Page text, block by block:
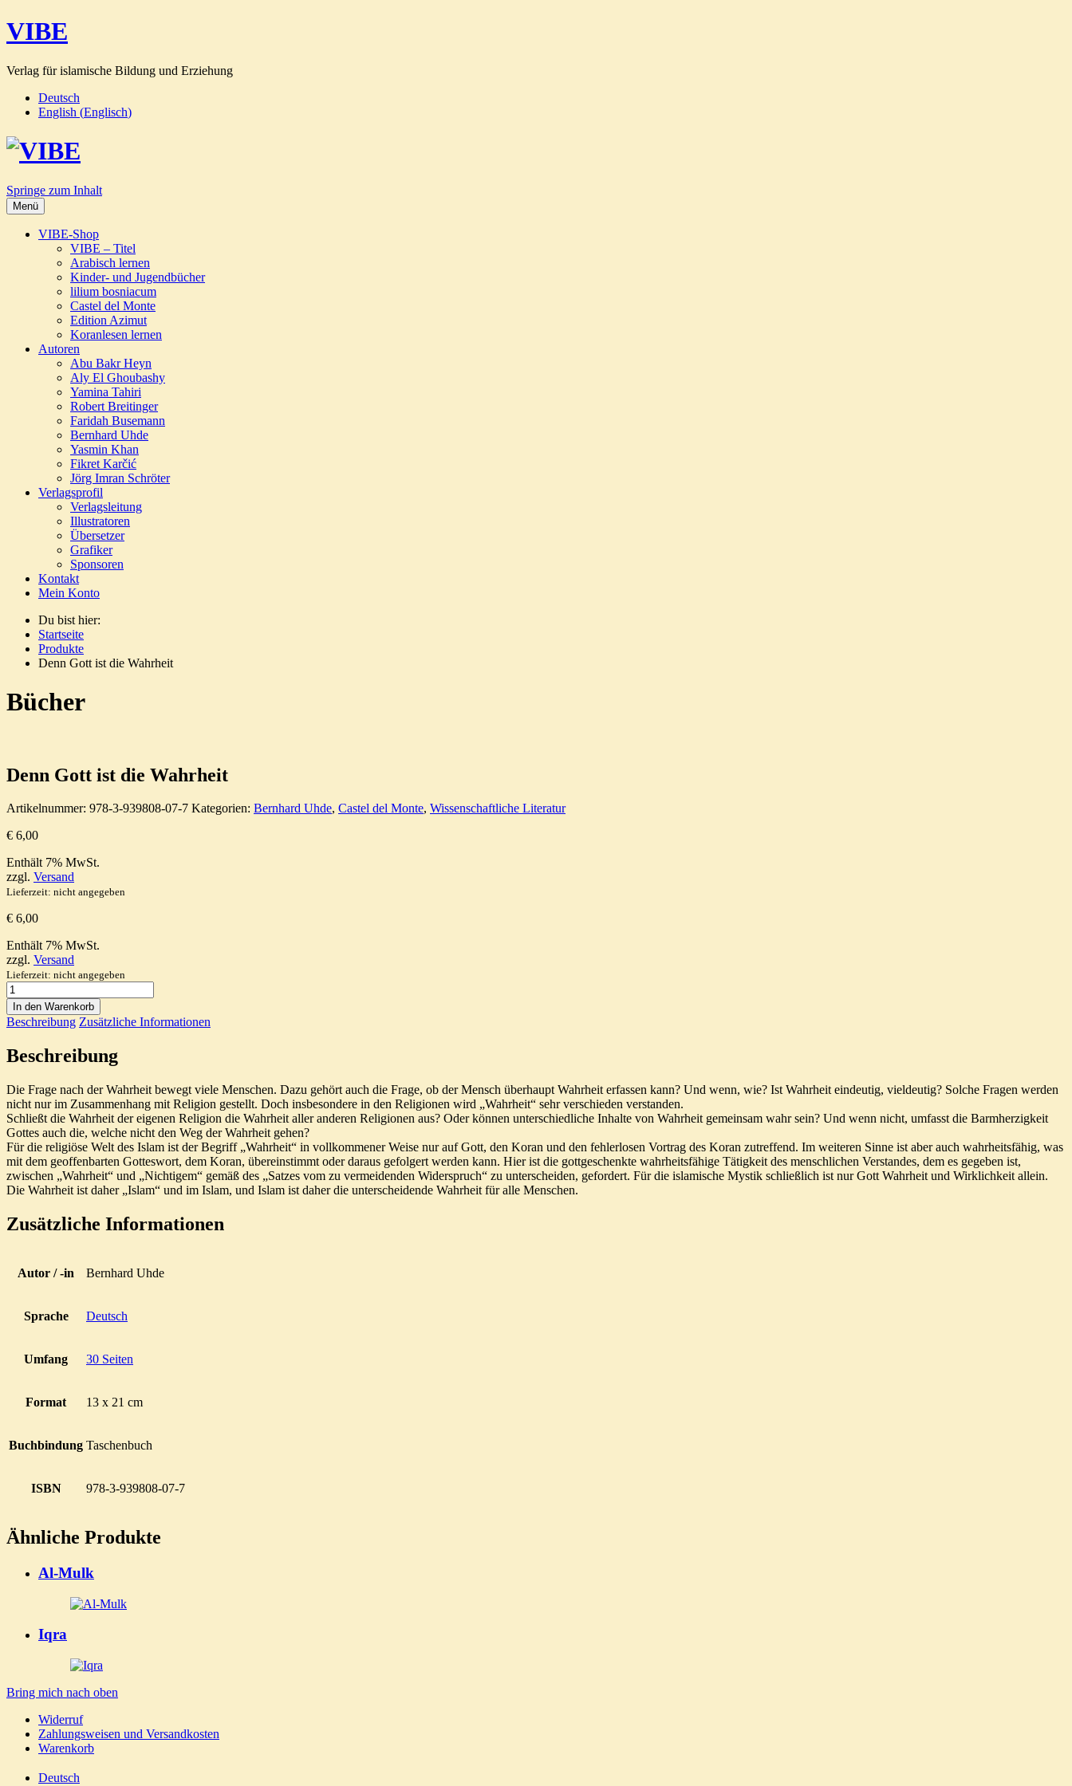
VIBE
Verlag für islamische Bildung und Erziehung
Deutsch
English (Englisch)
Springe zum Inhalt
Menü
VIBE-Shop
VIBE – Titel
Arabisch lernen
Kinder- und Jugendbücher
lilium bosniacum
Castel del Monte
Edition Azimut
Koranlesen lernen
Autoren
Abu Bakr Heyn
Aly El Ghoubashy
Yamina Tahiri
Robert Breitinger
Faridah Busemann
Bernhard Uhde
Yasmin Khan
Fikret Karčić
Jörg Imran Schröter
Verlagsprofil
Verlagsleitung
Illustratoren
Übersetzer
Grafiker
Sponsoren
Kontakt
Mein Konto
Du bist hier:
Startseite
Produkte
Denn Gott ist die Wahrheit
Bücher
Denn Gott ist die Wahrheit
Artikelnummer: 978-3-939808-07-7 Kategorien: Bernhard Uhde, Castel del Monte, Wissenschaftliche Literatur
€ 6,00
Enthält 7% MwSt.
zzgl. Versand
Lieferzeit: nicht angegeben
€ 6,00
Enthält 7% MwSt.
zzgl. Versand
Lieferzeit: nicht angegeben
Denn
Gott
ist
die
Wahrheit
Menge
In den Warenkorb
Beschreibung Zusätzliche Informationen
Beschreibung
Die Frage nach der Wahrheit bewegt viele Menschen. Dazu gehört auch die Frage, ob der Mensch überhaupt Wahrheit erfassen kann? Und wenn, wie? Ist Wahrheit eindeutig, vieldeutig? Solche Fragen werden
nicht nur im Zusammenhang mit Religion gestellt. Doch insbesondere in den Religionen wird „Wahrheit“ sehr verschieden verstanden.
Schließt die Wahrheit der eigenen Religion die Wahrheit aller anderen Religionen aus? Oder können unterschiedliche Inhalte von Wahrheit gemeinsam wahr sein? Und wenn nicht, umfasst die Barmherzigkeit
Gottes auch die, welche nicht den Weg der Wahrheit gehen?
Für die religiöse Welt des Islam ist der Begriff „Wahrheit“ in vollkommener Weise nur auf Gott, den Koran und den fehlerlosen Vortrag des Koran zutreffend. Im weiteren Sinne ist aber auch wahrheitsfähig, was
mit dem geoffenbarten Gotteswort, dem Koran, übereinstimmt oder daraus gefolgert werden kann. Hier ist die gottgeschenkte wahrheitsfähige Tätigkeit des menschlichen Verstandes, dem es gegeben ist,
zwischen „Wahrheit“ und „Nichtigem“ gemäß des „Satzes vom zu vermeidenden Widerspruch“ zu unterscheiden, gefordert. Für die islamische Mystik schließlich ist nur Gott Wahrheit und Wirklichkeit allein.
Die Wahrheit ist daher „Islam“ und im Islam, und Islam ist daher die unterscheidende Wahrheit für alle Menschen.
Zusätzliche Informationen
Autor / -in Bernhard Uhde
Sprache Deutsch
Umfang 30 Seiten
Format 13 x 21 cm
Buchbindung Taschenbuch
ISBN 978-3-939808-07-7
Ähnliche Produkte
Al-Mulk
Iqra
Bring mich nach oben
Widerruf
Zahlungsweisen und Versandkosten
Warenkorb
Deutsch